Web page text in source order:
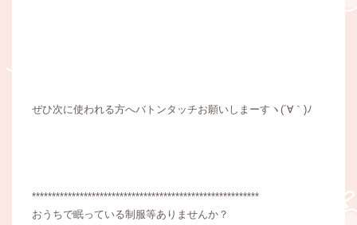
ぜひ次に使われる方へバトンタッチお願いしまーすヽ(´∀｀)ﾉ
*********************************************************
おうちで眠っている制服等ありませんか？